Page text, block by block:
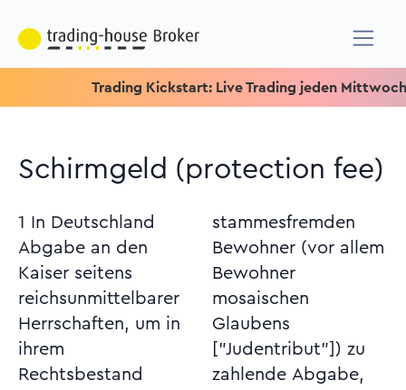
Trading Kickstart: Live Trading jeden Mittwoch um
Schirmgeld (protection fee)
1 In Deutschland
Abgabe an den
Kaiser seitens
reichsunmittelbarer
Herrschaften, um in
ihrem
Rechtsbestand
stammesfremden
Bewohner (vor allem
Bewohner
mosaischen
Glaubens
["Judentribut"]) zu
zahlende Abgabe,